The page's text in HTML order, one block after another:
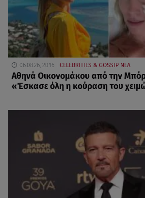
06.08.26, 20:16 CELEBRITIES & GOSSIP ΝΕΑ
Αθηνά Οικονομάκου από την
«Έσκασε όλη η κούραση του